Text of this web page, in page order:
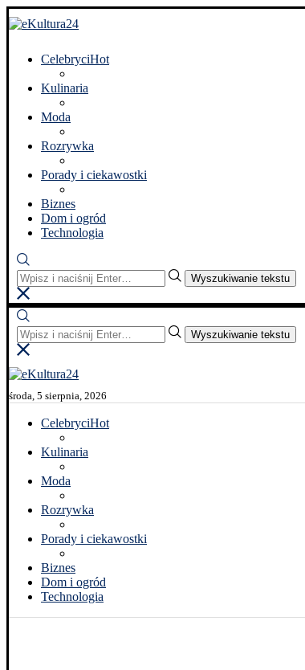
CelebryciHot
Kulinaria
Moda
Rozrywka
Porady i ciekawostki
Biznes
Dom i ogród
Technologia
Wyszukiwanie tekstu
Wyszukiwanie tekstu
środa, 5 sierpnia, 2026
CelebryciHot
Kulinaria
Moda
Rozrywka
Porady i ciekawostki
Biznes
Dom i ogród
Technologia